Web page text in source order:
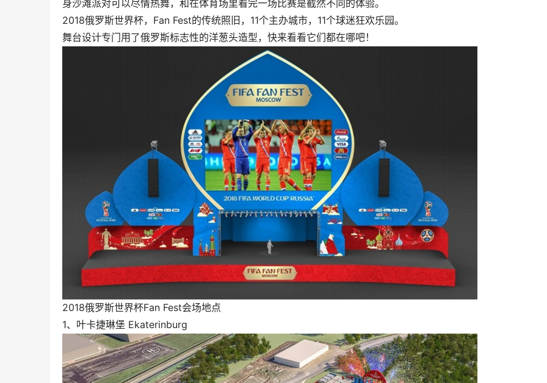
身沙滩派对可以尽情热舞，和在体育场里看完一场比赛是截然不同的体验。
2018俄罗斯世界杯，Fan Fest的传统照旧，11个主办城市，11个球迷狂欢乐园。
舞台设计专门用了俄罗斯标志性的洋葱头造型，快来看看它们都在哪吧！
2018俄罗斯世界杯Fan Fest会场地点
1、叶卡捷琳堡 Ekaterinburg